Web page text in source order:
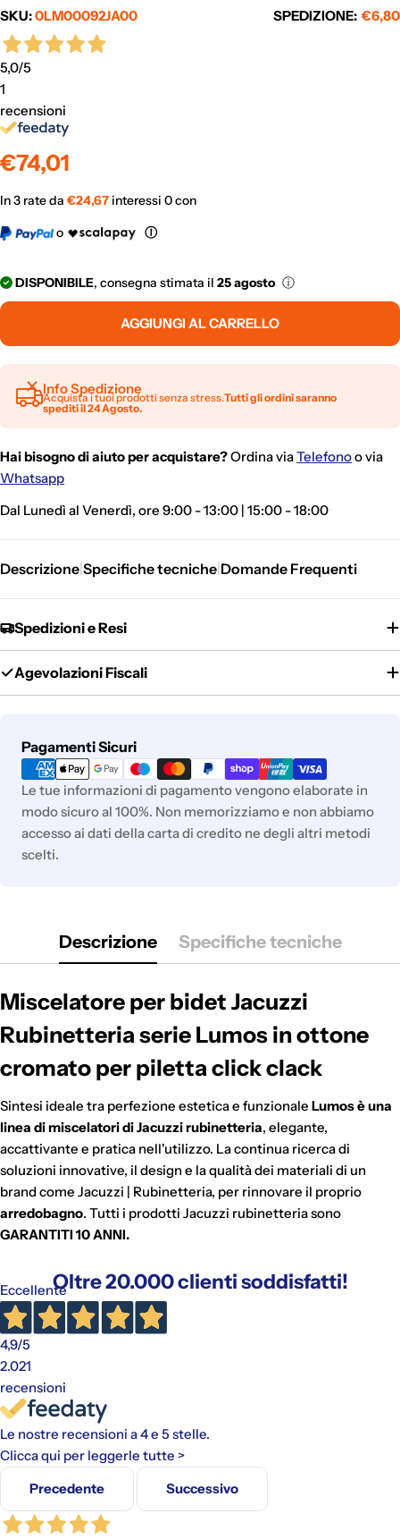
SKU:0LM00092JA00 SPEDIZIONE: €6,80
5,0/5
1
recensioni
Prezzo
€74,01
In 3 rate da €24,67 interessi 0 con
o
Ⓘ
DISPONIBILE, consegna stimata il 25 agosto ⓘ
AGGIUNGI AL CARRELLO
Info Spedizione
Acquista i tuoi prodotti senza stress.Tutti gli ordini saranno
spediti il 24 Agosto.
Hai bisogno di aiuto per acquistare?Ordina viaTelefonoo via
Whatsapp
Dal Lunedì al Venerdì, ore 9:00 - 13:00 | 15:00 - 18:00
Descrizione|Specifiche tecniche|Domande Frequenti
Spedizioni e Resi
Agevolazioni Fiscali
Pagamenti Sicuri
Metodi
di
pagamento
Le tue informazioni di pagamento vengono elaborate in
modo sicuro al 100%. Non memorizziamo e non abbiamo
accesso ai dati della carta di credito ne degli altri metodi
scelti.
Descrizione Specifiche tecniche
Miscelatore per bidet Jacuzzi
Rubinetteria serie Lumos in ottone
cromato per piletta click clack
Sintesi ideale tra perfezione estetica e funzionale Lumos è una
linea di miscelatori di Jacuzzi rubinetteria, elegante,
accattivante e pratica nell'utilizzo. La continua ricerca di
soluzioni innovative, il design e la qualità dei materiali di un
brand come Jacuzzi | Rubinetteria, per rinnovare il proprio
arredobagno. Tutti i prodotti Jacuzzi rubinetteria sono
GARANTITI 10 ANNI.
Oltre 20.000 clienti soddisfatti!
Eccellente
4,9/5
2.021
recensioni
Le nostre recensioni a 4 e 5 stelle.
Clicca qui per leggerle tutte >
Precedente
Successivo